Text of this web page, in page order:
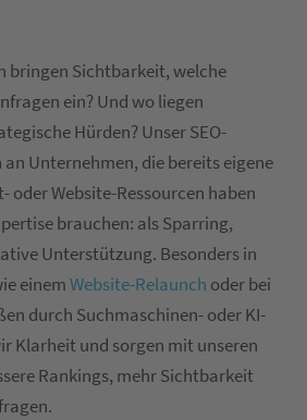
bringen Sichtbarkeit, welche
ein? Und wo liegen
Hürden? Unser SEO-
Unternehmen, die bereits eigene
oder Website-Ressourcen haben
brauchen: als Sparring,
Unterstützung. Besonders in
einemWebsite-Relaunch oder bei
durch Suchmaschinen- oder KI-
Klarheit und sorgen mit unseren
Rankings, mehr Sichtbarkeit